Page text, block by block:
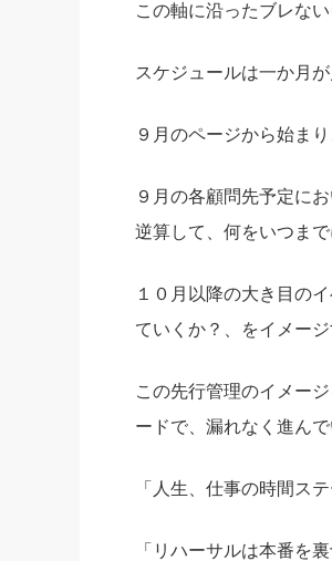
この軸に沿ったブレな
スケジュールは一か月
９月のページから始ま
９月の各顧問先予定に
逆算して、何をいつま
１０月以降の大き目の
ていくか？、をイメージ
この先行管理のイメー
ードで、漏れなく進んで
「人生、仕事の時間ス
「リハーサルは本番を